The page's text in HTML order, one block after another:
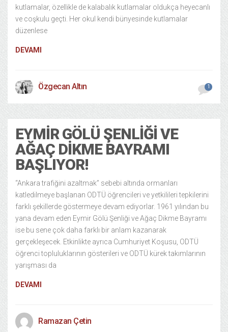
kutlamalar, özellikle de kalabalık kutlamalar oldukça heyecanlı
ve coşkulu geçti. Her okul kendi bünyesinde kutlamalar
düzenlese
DEVAMI
Özgecan Altın 1
EYMIR GÖLÜ ŞENLIĞI VE
AĞAÇ DIKME BAYRAMI
BAŞLIYOR!
“Ankara trafiğini azaltmak” sebebi altında ormanları
katledilmeye başlanan ODTÜ öğrencileri ve yetkilileri tepkilerini
farklı şekillerde göstermeye devam ediyorlar. 1961 yılından bu
yana devam eden Eymir Gölü Şenliği ve Ağaç Dikme Bayramı
ise bu sene çok daha farklı bir anlam kazanarak
gerçekleşecek. Etkinlikte ayrıca Cumhuriyet Koşusu, ODTÜ
öğrenci topluluklarının gösterileri ve ODTÜ kürek takımlarının
yarışması da
DEVAMI
Ramazan Çetin